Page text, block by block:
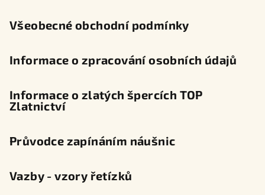
Všeobecné obchodní podmínky
Informace o zpracování osobních údajů
Informace o zlatých špercích TOP
Zlatnictví
Průvodce zapínáním náušnic
Vazby - vzory řetízků